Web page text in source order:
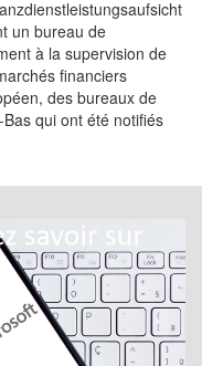
un bureau de
à la supervision de
financiers
des bureaux de
qui ont été notifiés